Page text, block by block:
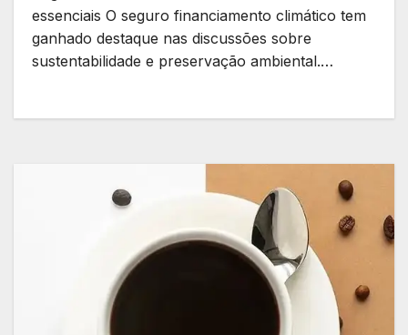
essenciais O seguro financiamento climático tem
ganhado destaque nas discussões sobre
sustentabilidade e preservação ambiental.…